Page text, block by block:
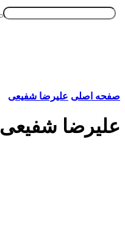
صفحه اصلی علیرضا شفیعی
علیرضا شفیعی